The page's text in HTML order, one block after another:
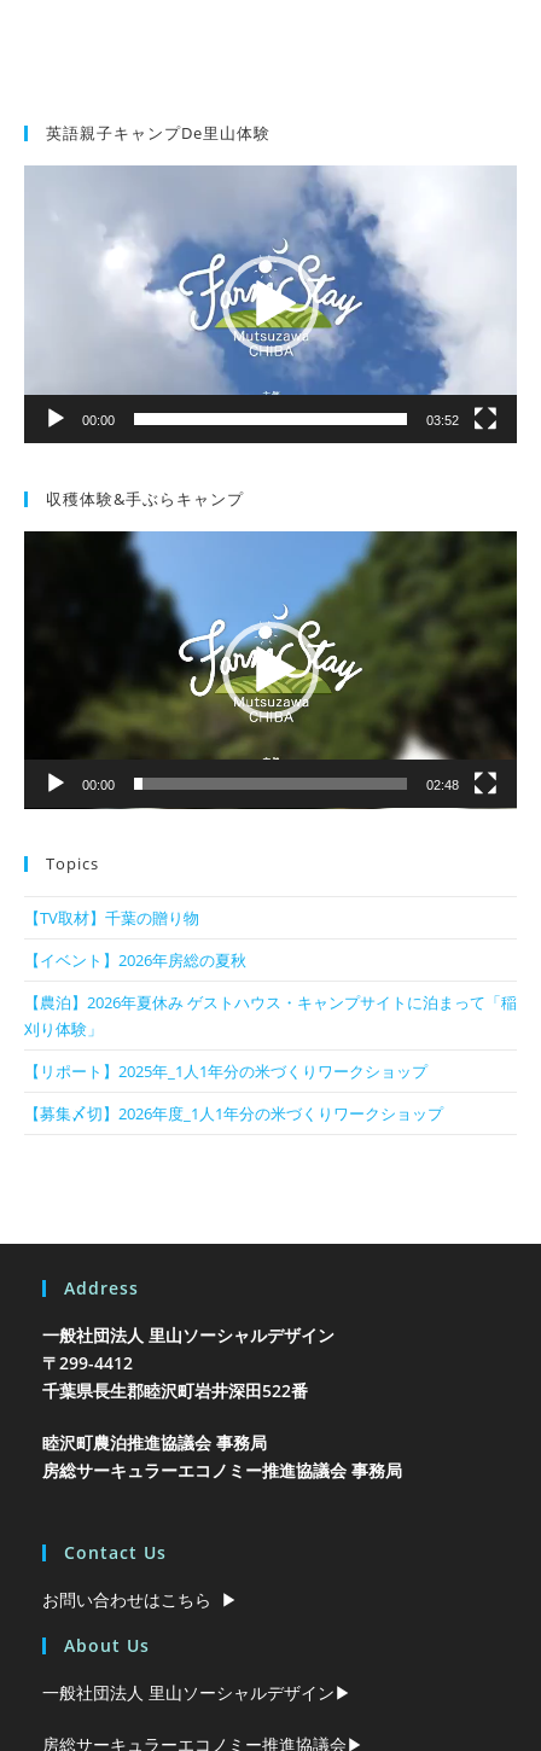
英語親子キャンプde里山体験
00:00 03:52
収穫体験&手ぶらキャンプ
00:00 02:48
Topics
【TV取材】千葉の贈り物
【イベント】2026年房総の夏秋
【農泊】2026年夏休み ゲストハウス・キャンプサイトに泊まって「稲
刈り体験」
【リポート】2025年_1人1年分の米づくりワークショップ
【募集〆切】2026年度_1人1年分の米づくりワークショップ
Address
一般社団法人 里山ソーシャルデザイン
〒299-4412
千葉県長生郡睦沢町岩井深田522番
睦沢町農泊推進協議会 事務局
房総サーキュラーエコノミー推進協議会 事務局
Contact Us
お問い合わせはこちら ▶︎
About Us
一般社団法人 里山ソーシャルデザイン▶︎
房総サーキュラーエコノミー推進協議会▶︎